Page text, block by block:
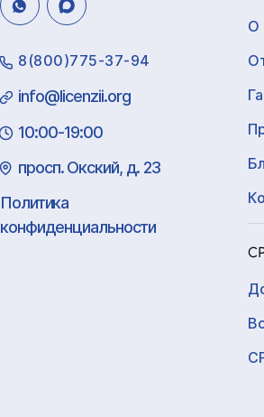
8(800)775-37-94
info@licenzii.org
10:00-19:00
просп. Окский, д. 23
Политика
конфиденциальности
О